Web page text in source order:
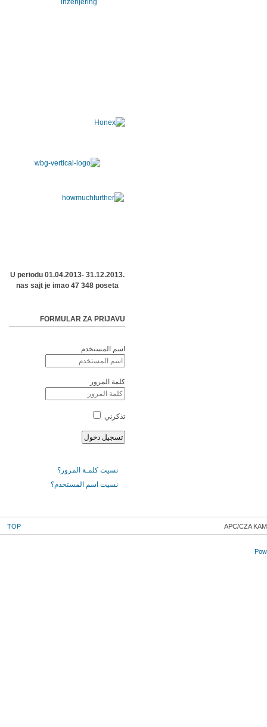
U periodu 01.04.2013- 31.12.2013.
nas sajt je imao 47 348 poseta
FORMULAR ZA PRIJAVU
اسم المستخدم
كلمة المرور
تذكرني
نسيت كلمـة المرور؟
نسيت اسم المستخدم؟
APC/CZA
TOP